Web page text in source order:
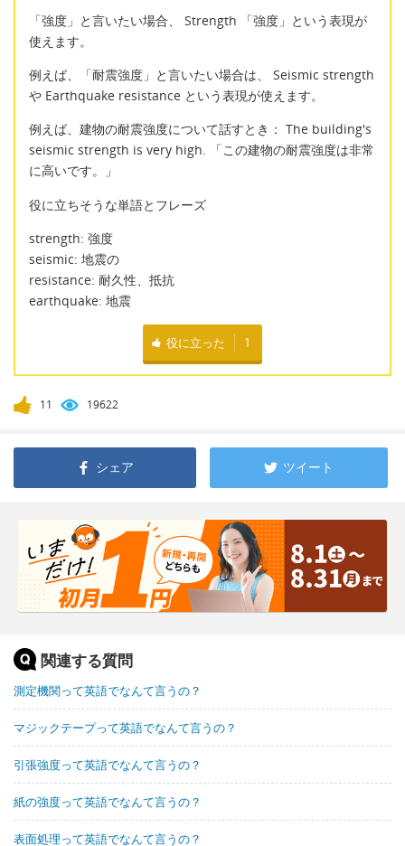
「強度」と言いたい場合、 Strength 「強度」という表現が
使えます。
例えば、「耐震強度」と言いたい場合は、 Seismic strength
や Earthquake resistance という表現が使えます。
例えば、建物の耐震強度について話すとき： The building's
seismic strength is very high. 「この建物の耐震強度は非常
に高いです。」
役に立ちそうな単語とフレーズ
strength: 強度
seismic: 地震の
resistance: 耐久性、抵抗
earthquake: 地震
役に立った 1
11 19622
シェア ツイート
関連する質問
測定機関って英語でなんて言うの？
マジックテープって英語でなんて言うの？
引張強度って英語でなんて言うの？
紙の強度って英語でなんて言うの？
表面処理って英語でなんて言うの？